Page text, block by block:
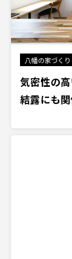
八幡の家づくり
気密性の
結露にも